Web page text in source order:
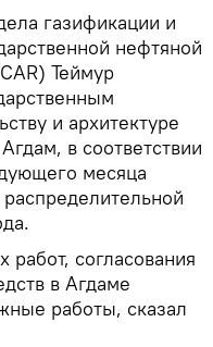
газификации и
нефтяной
Теймур
и архитектуре
в соответствии
месяца
согласования
в Агдаме
работы, сказал